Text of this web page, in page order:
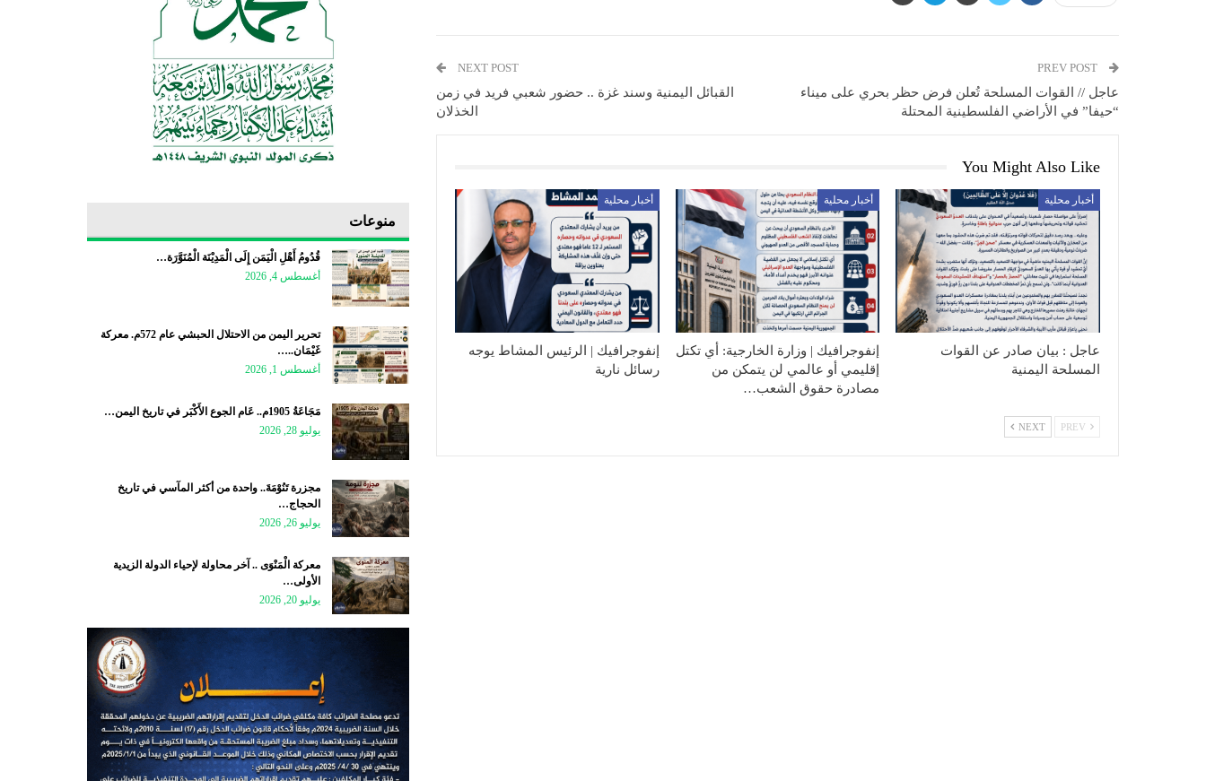
عاجل // القوات المسلحة تُعلن فرض حظر بحري على ميناء
“حيفا” في الأراضي الفلسطينية المحتلة
NEXT POST
القبائل اليمنية وسند غزة .. حضور شعبي فريد في زمن
الخذلان
You Might Also Like
أخبار محلية
عاجل : بيان صادر عن القوات
المسلحة اليمنية
أخبار محلية
إنفوجرافيك | وزارة الخارجية: أي تكتل
إقليمي أو عالمي لن يتمكن من
مصادرة حقوق الشعب…
أخبار محلية
إنفوجرافيك | الرئيس المشاط يوجه
رسائل نارية
NEXT
منوعات
قُدُومُ أَهْلِ الْيَمَن إِلَى الْمَدِيْنَة الْمُنَوَّرَة…
أغسطس 4, 2026
تحرير اليمن من الاحتلال الحبشي عام 572م. معركة
غَيْمَان..…
أغسطس 1, 2026
مَجَاعَةُ 1905م.. عَام الجوع الأَكْبَر في تاريخ اليمن…
يوليو 28, 2026
مجزرة تَنُوْمَةَ.. واحدة من أكثر المآسي في تاريخ
الحجاج…
يوليو 26, 2026
معركة الْمَنْوَى .. آخر محاولة لإحياء الدولة الزيدية
الأولى…
يوليو 20, 2026